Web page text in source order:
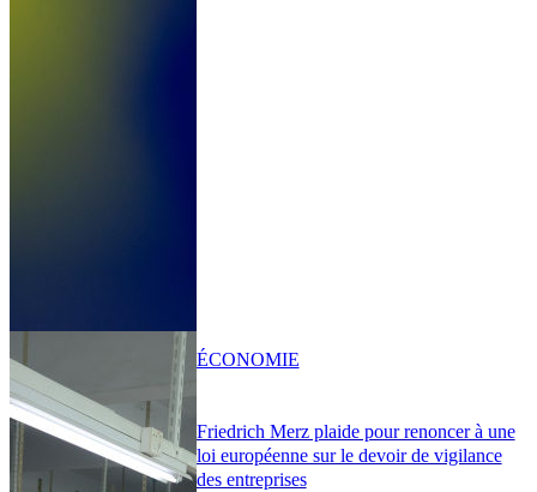
Friedrich Merz plaide pour renoncer à une
loi européenne sur le devoir de vigilance
des entreprises
ÉCONOMIE